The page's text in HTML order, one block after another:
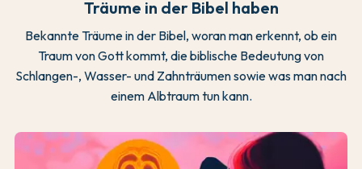
Träume in der Bibel haben
Bekannte Träume in der Bibel, woran man erkennt, ob ein
Traum von Gott kommt, die biblische Bedeutung von
Schlangen-, Wasser- und Zahnträumen sowie was man nach
einem Albtraum tun kann.